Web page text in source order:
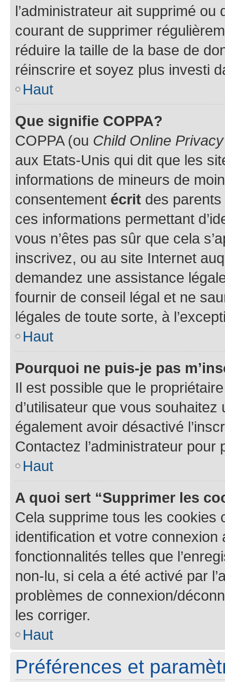
l’administrateur ait supprimé
courant de supprimer
réduire la taille de la base de
réinscrire et soyez plus investi
Haut
Que signifie COPPA?
COPPA (ou Child Online
aux Etats-Unis qui dit que les
informations de mineurs de
consentement écrit des parents
ces informations permettant
vous n’êtes pas sûr que cela
inscrivez, ou au site Internet
demandez une assistance
fournir de conseil légal et ne
légales de toute sorte, à
Haut
Pourquoi ne puis-je pas
Il est possible que le
d’utilisateur que vous
également avoir désactivé
Contactez l’administrateur
Haut
A quoi sert “Supprimer les
Cela supprime tous les cookies
identification et votre
fonctionnalités telles que
non-lu, si cela a été activé par
problèmes de connexion/
les corriger.
Haut
Préférences et